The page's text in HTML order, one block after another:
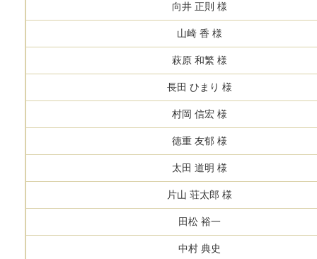
向井 正則 様
山崎 香 様
萩原 和繁 様
長田 ひまり 様
村岡 信宏 様
徳重 友郁 様
太田 道明 様
片山 荘太郎 様
田松 裕一
中村 典史